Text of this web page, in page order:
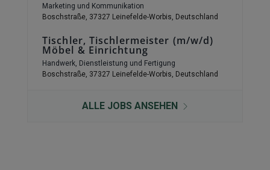
Marketing und Kommunikation
Boschstraße, 37327 Leinefelde-Worbis, Deutschland
Tischler, Tischlermeister (m/w/d)
Möbel & Einrichtung
Handwerk, Dienstleistung und Fertigung
Boschstraße, 37327 Leinefelde-Worbis, Deutschland
ALLE JOBS ANSEHEN